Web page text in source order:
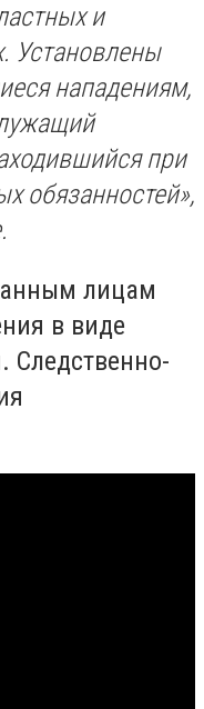
и
Установлены
нападениям,
при
обязанностей»,
лицам
в виде
Следственно-